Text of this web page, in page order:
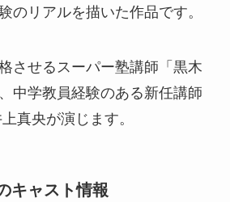
のリアルを描いた作品です。
させるスーパー塾講師「黒木
中学教員経験のある新任講師
真央が演じます。
キャスト情報